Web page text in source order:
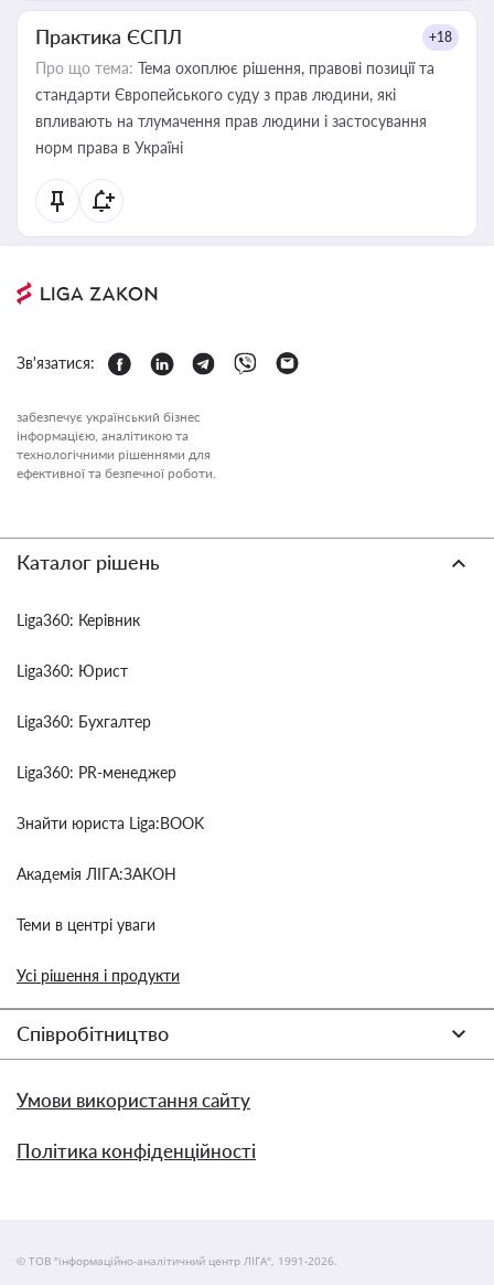
Практика ЄСПЛ +18
Про що тема: Тема охоплює рішення, правові позиції та
стандарти Європейського суду з прав людини, які
впливають на тлумачення прав людини і застосування
норм права в Україні
Зв'язатися:
забезпечує український бізнес
інформацією, аналітикою та
технологічними рішеннями для
ефективної та безпечної роботи.
Каталог рішень
Liga360: Керівник
Liga360: Юрист
Liga360: Бухгалтер
Liga360: PR-менеджер
Знайти юриста Liga:BOOK
Академія ЛІГА:ЗАКОН
Теми в центрі уваги
Усі рішення і продукти
Співробітництво
Умови використання сайту
Політика конфіденційності
© ТОВ "інформаційно-аналітичний центр ЛІГА", 1991-2026.